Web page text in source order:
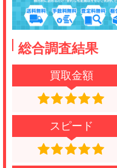
総合調査結果
買取金額
スピード